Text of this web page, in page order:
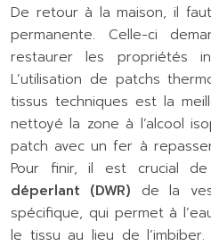
De retour à la maison, il
permanente. Celle-ci
restaurer les propriétés
L’utilisation de patchs
tissus techniques est la
nettoyé la zone à l’alcool
patch avec un fer à
Pour finir, il est crucial de
déperlant (DWR) de la
spécifique, qui permet à
le tissu au lieu de